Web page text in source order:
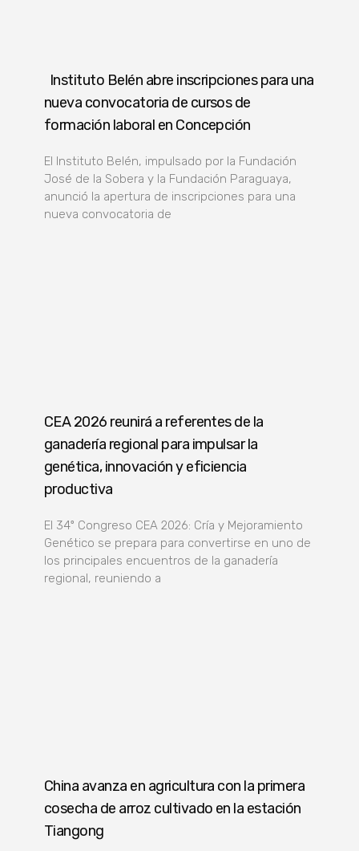
Instituto Belén abre inscripciones para una
nueva convocatoria de cursos de
formación laboral en Concepción
El Instituto Belén, impulsado por la Fundación
José de la Sobera y la Fundación Paraguaya,
anunció la apertura de inscripciones para una
nueva convocatoria de
CEA 2026 reunirá a referentes de la
ganadería regional para impulsar la
genética, innovación y eficiencia
productiva
El 34º Congreso CEA 2026: Cría y Mejoramiento
Genético se prepara para convertirse en uno de
los principales encuentros de la ganadería
regional, reuniendo a
China avanza en agricultura con la primera
cosecha de arroz cultivado en la estación
Tiangong